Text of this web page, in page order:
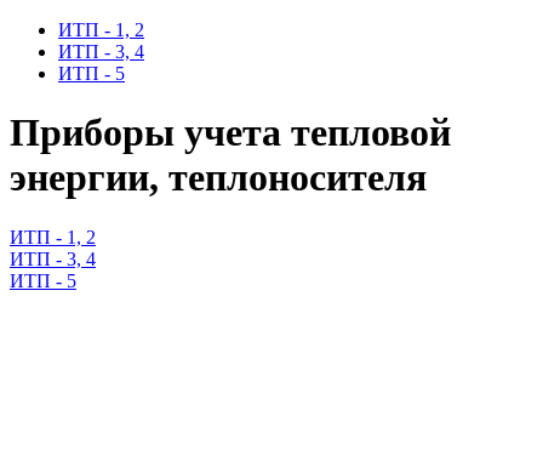
ИТП - 1, 2
ИТП - 3, 4
ИТП - 5
Приборы учета тепловой
энергии, теплоносителя
ИТП - 1, 2
ИТП - 3, 4
ИТП - 5